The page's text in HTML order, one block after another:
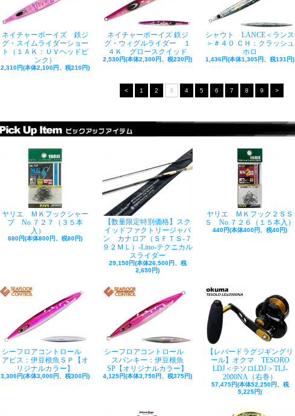
ネイチャーボーイズ 鉄ジ
グ・スイムライダーショー
ト（１ＡＫ：ＵＶヘッドピ
ンク）
2,310円(本体2,100円、税210円)
ネイチャーボーイズ 鉄ジ
グ・ウィグルライダー １
４Ｋ グロースクイッド
2,530円(本体2,300円、税230円)
シャウト LANCE＜ランス
＞＃４０ ＣＨ：クラッシュ
ホロ
1,436円(本体1,305円、税131円)
< 1 2 3 4 5 6 7 8 9 >
ヤリエ ＭＫフックシャー
プ No.７２７（３５本
入）
880円(本体800円、税80円)
【数量限定特別価格】スク
イッドファクトリージャパ
ン カナロア（ＳＦＴＳ-７
９２ＭＬ）-Lino-テクニカル
スライダー
29,150円(本体26,500円、税
2,650円)
ヤリエ ＭＫフック２ＳＳ
Ｓ No.７２６（１５本入）
440円(本体400円、税40円)
シーフロアコントロール
アビス：伊豆根魚ＳＰ【オ
リジナルカラー】
3,300円(本体3,000円、税300円)
シーフロアコントロール
スパンキー：伊豆根魚
SP【オリジナルカラー】
4,125円(本体3,750円、税375円)
【レバードラグジギングリ
ール】オクマ TESORO
LDJ＜テソロLDJ＞TLJ-
2000NA（右巻）
57,475円(本体52,250円、税
5,225円)